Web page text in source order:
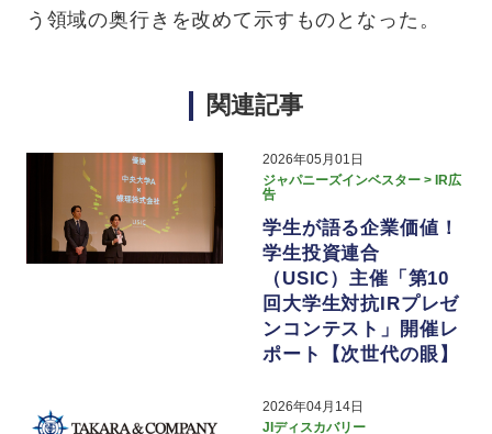
う領域の奥行きを改めて示すものとなった。
関連記事
2026年05月01日
ジャパニーズインベスター > IR広
告
学生が語る企業価値！
学生投資連合
（USIC）主催「第10
回大学生対抗IRプレゼ
ンコンテスト」開催レ
ポート【次世代の眼】
2026年04月14日
JIディスカバリー